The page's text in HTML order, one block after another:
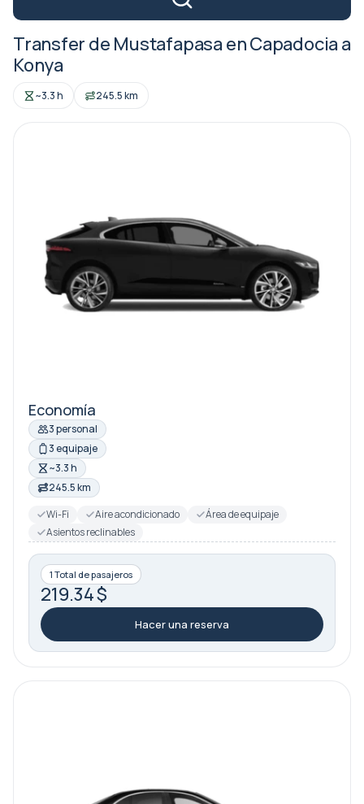
Transfer de Mustafapasa en Capadocia a
Konya
~3.3 h 245.5 km
Economía
3 personal
3 equipaje
~3.3 h
245.5 km
Wi-Fi
Aire acondicionado
Área de equipaje
Asientos reclinables
1 Total de pasajeros
219.34 $
Hacer una reserva